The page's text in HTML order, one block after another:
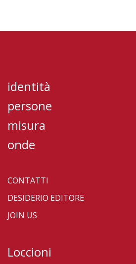
identità
persone
misura
onde
CONTATTI
DESIDERIO EDITORE
JOIN US
Loccioni